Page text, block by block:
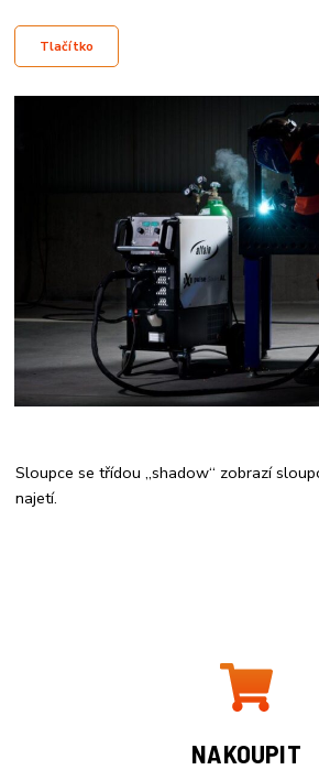
Tlačítko
Sloupce se třídou „shadow“ zobrazí
najetí.
NAKOUPIT